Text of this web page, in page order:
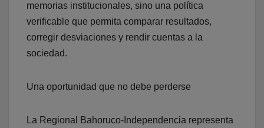
memorias institucionales, sino una política
verificable que permita comparar resultados,
corregir desviaciones y rendir cuentas a la
sociedad.
Una oportunidad que no debe perderse
La Regional Bahoruco-Independencia representa